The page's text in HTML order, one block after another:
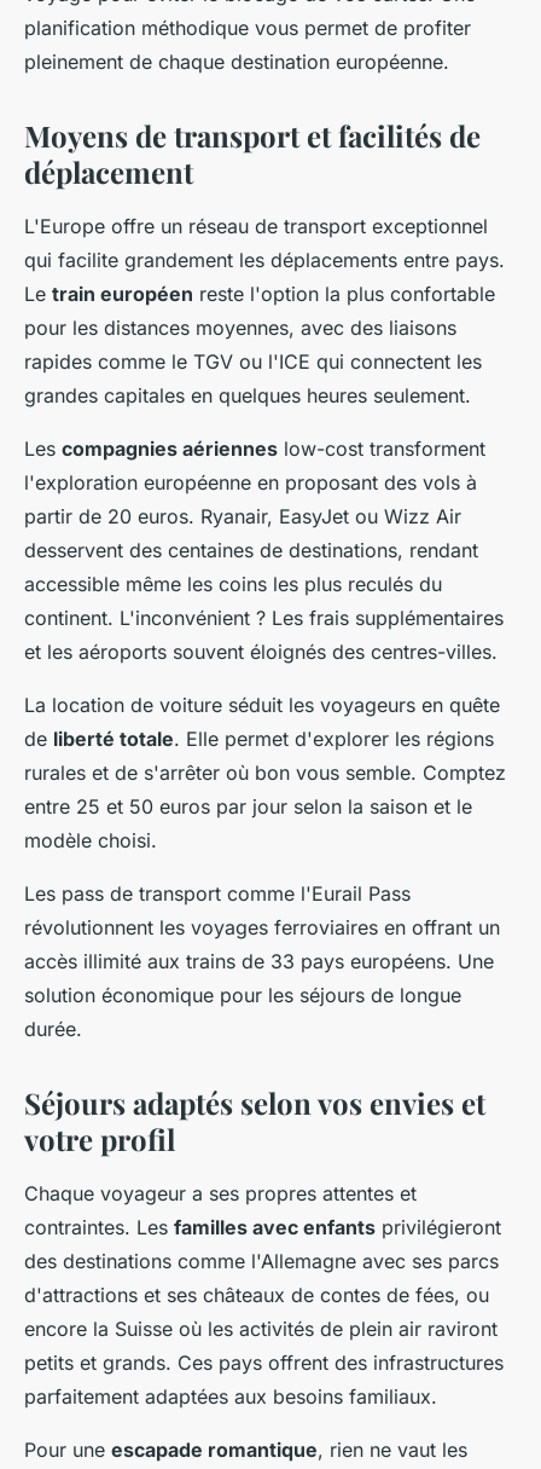
planification méthodique vous permet de profiter
pleinement de chaque destination européenne.
Moyens de transport et facilités de
déplacement
L'Europe offre un réseau de transport exceptionnel
qui facilite grandement les déplacements entre pays.
Le train européen reste l'option la plus confortable
pour les distances moyennes, avec des liaisons
rapides comme le TGV ou l'ICE qui connectent les
grandes capitales en quelques heures seulement.
Les compagnies aériennes low-cost transforment
l'exploration européenne en proposant des vols à
partir de 20 euros. Ryanair, EasyJet ou Wizz Air
desservent des centaines de destinations, rendant
accessible même les coins les plus reculés du
continent. L'inconvénient ? Les frais supplémentaires
et les aéroports souvent éloignés des centres-villes.
La location de voiture séduit les voyageurs en quête
de liberté totale. Elle permet d'explorer les régions
rurales et de s'arrêter où bon vous semble. Comptez
entre 25 et 50 euros par jour selon la saison et le
modèle choisi.
Les pass de transport comme l'Eurail Pass
révolutionnent les voyages ferroviaires en offrant un
accès illimité aux trains de 33 pays européens. Une
solution économique pour les séjours de longue
durée.
Séjours adaptés selon vos envies et
votre profil
Chaque voyageur a ses propres attentes et
contraintes. Les familles avec enfants privilégieront
des destinations comme l'Allemagne avec ses parcs
d'attractions et ses châteaux de contes de fées, ou
encore la Suisse où les activités de plein air raviront
petits et grands. Ces pays offrent des infrastructures
parfaitement adaptées aux besoins familiaux.
Pour une escapade romantique, rien ne vaut les